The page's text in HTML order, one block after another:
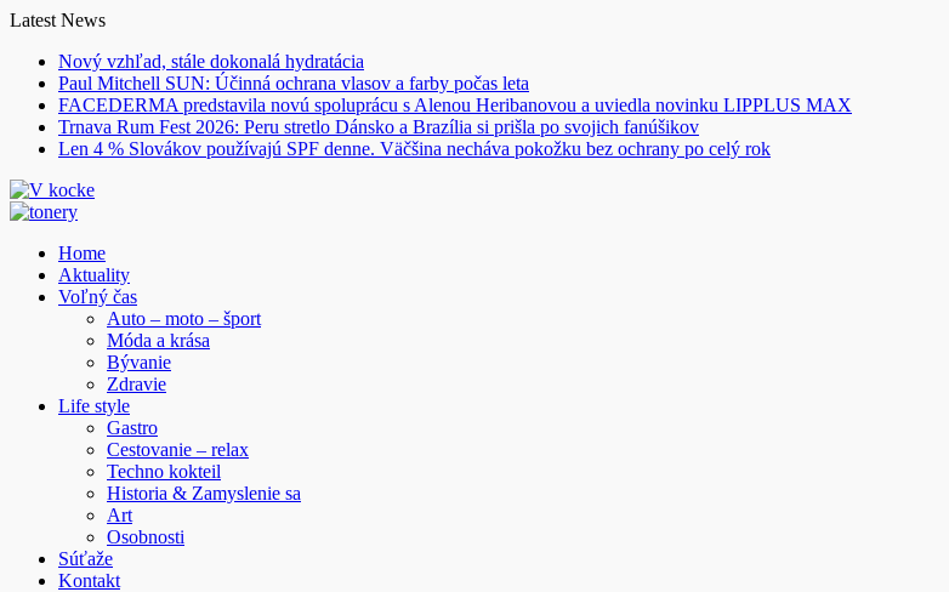
Skip
content
Latest News
Nový vzhľad, stále dokonalá hydratácia
Paul Mitchell SUN: Účinná ochrana vlasov a farby počas leta
FACEDERMA predstavila novú spoluprácu s Alenou Heribanovou a uviedla novinku LIPPLUS MAX
Trnava Rum Fest 2026: Peru stretlo Dánsko a Brazília si prišla po svojich fanúšikov
Len 4 % Slovákov používajú SPF denne. Väčšina necháva pokožku bez ochrany po celý rok
Home
Aktuality
Voľný čas
Auto – moto – šport
Móda a krása
Bývanie
Zdravie
Life style
Gastro
Cestovanie – relax
Techno kokteil
Historia & Zamyslenie sa
Art
Osobnosti
Súťaže
Kontakt